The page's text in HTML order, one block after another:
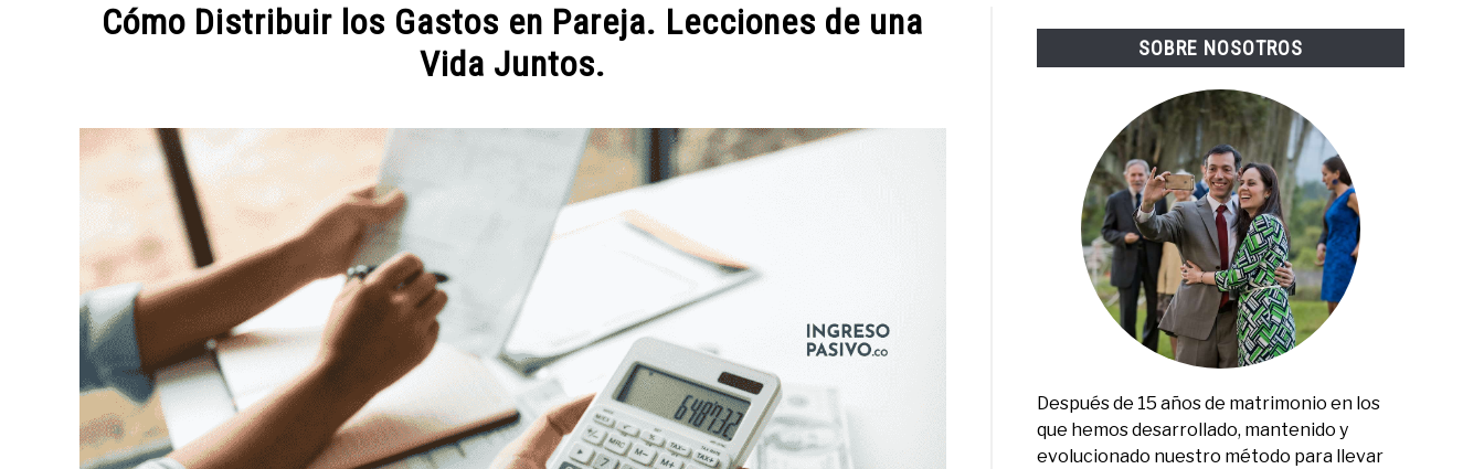
Cómo Distribuir los Gastos en Pareja. Lecciones de una
Vida Juntos.
by
ingresopasivo
in
Ahorrar
Organiza
tus
finanzas
SOBRE NOSOTROS
Después de 15 años de matrimonio en los
que hemos desarrollado, mantenido y
evolucionado nuestro método para llevar